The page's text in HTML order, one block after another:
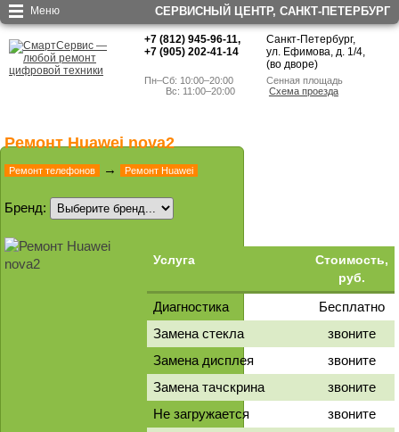
СЕРВИСНЫЙ ЦЕНТР, CАНКТ-ПЕТЕРБУРГ
+7 (812) 945-96-11,
+7 (905) 202-41-14
Санкт-Петербург,
ул. Ефимова, д. 1/4,
(во дворе)
Пн–Сб: 10:00–20:00
Вс: 11:00–20:00
Сенная площадь
Схема проезда
Меню
Ремонт Huawei nova2
Ремонт телефонов → Ремонт Huawei
Бренд:
Услуга
Стоимость,
руб.
Диагностика
Бесплатно
Замена стекла
звоните
Замена дисплея
звоните
Замена тачскрина
звоните
Не загружается
звоните